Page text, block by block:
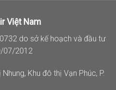
Việt Nam
do sở kế hoạch và đầu tư
07/2012
Khu đô thị Vạn Phúc, P.